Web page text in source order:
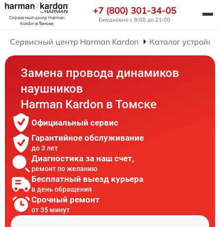
Сервисный центр Harman
Kardonв Томске
+7 (800) 301-34-05
Ежедневно с 9:00 до 21:00
Сервисный центр Harman Kardon Каталог устройств
Замена провода динамиков
наушников
Harman Kardon в Томске
Официальный сервис
Гарантийное обслуживание
до 3 лет
Диагностика за наш счет,
ремонт по желанию
Бесплатный выезд курьера
в день обращения
Срочный ремонт
от 35 минут